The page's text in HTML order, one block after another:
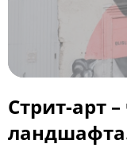
Стрит-арт